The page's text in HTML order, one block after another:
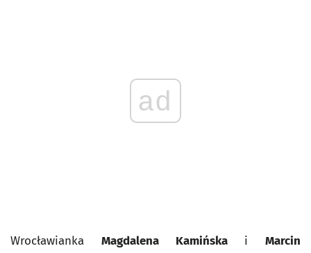
ad
Wrocławianka Magdalena Kamińskai Marcin